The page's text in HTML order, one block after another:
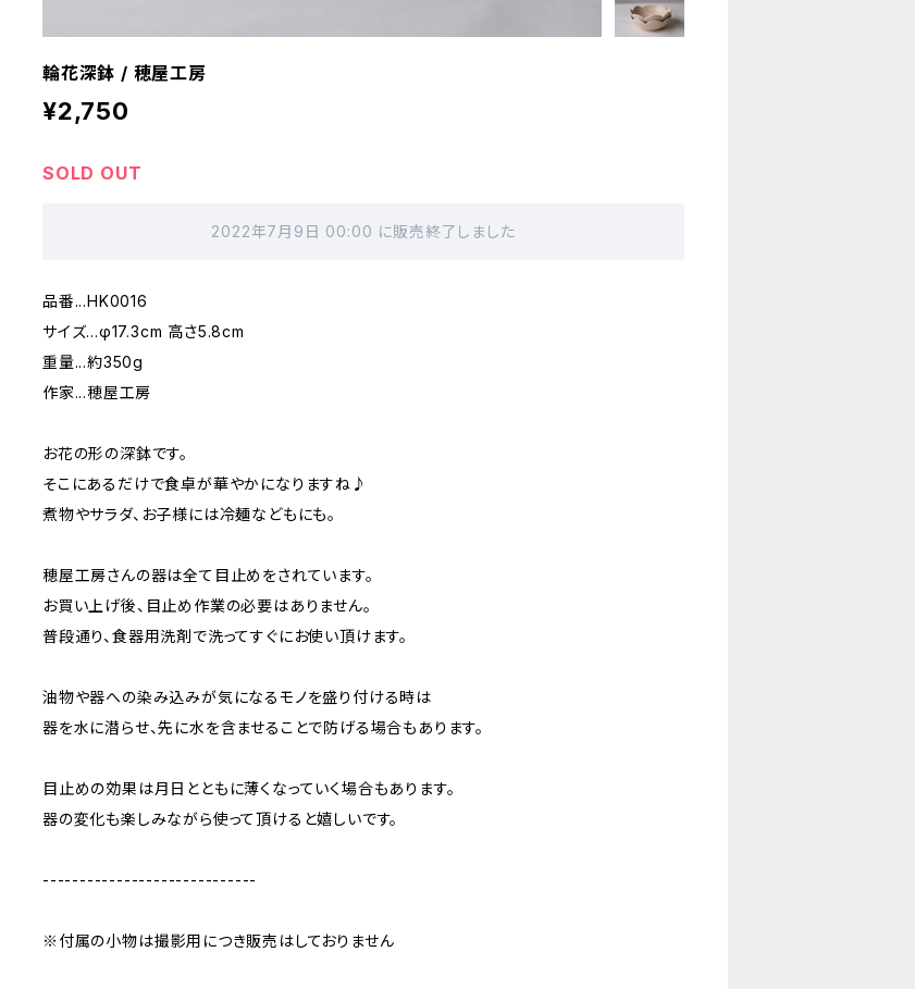
輪花深鉢 / 穂屋工房
¥2,750
SOLD OUT
2022年7月9日 00:00 に販売終了しました
品番...HK0016
サイズ...φ17.3cm 高さ5.8cm
重量...約350g
作家...穂屋工房
お花の形の深鉢です。
そこにあるだけで食卓が華やかになりますね♪
煮物やサラダ、お子様には冷麺などもにも。
穂屋工房さんの器は全て目止めをされています。
お買い上げ後、目止め作業の必要はありません。
普段通り、食器用洗剤で洗ってすぐにお使い頂けます。
油物や器への染み込みが気になるモノを盛り付ける時は
器を水に潜らせ、先に水を含ませることで防げる場合もあります。
目止めの効果は月日とともに薄くなっていく場合もあります。
器の変化も楽しみながら使って頂けると嬉しいです。
-----------------------------
※付属の小物は撮影用につき販売はしておりません